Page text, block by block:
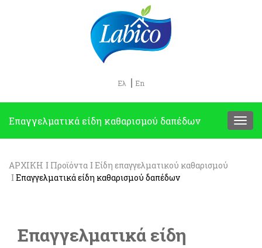
Ελ En
Eπαγγελματικά είδη καθαρισμού δαπέδων
ΑΡΧΙΚΗ Προϊόντα
Είδη επαγγελματικού καθαρισμού
Eπαγγελματικά είδη καθαρισμού δαπέδων
Eπαγγελματικά είδη